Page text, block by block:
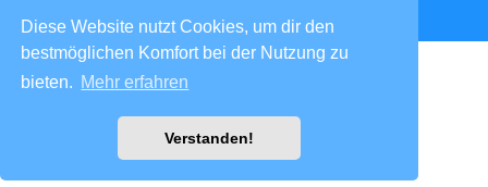
Diese Website nutzt Cookies, um dir den
bestmöglichen Komfort bei der Nutzung zu
bieten. Mehr erfahren
Verstanden!